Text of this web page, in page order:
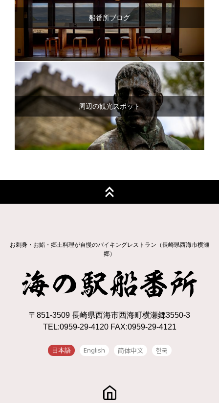
船番所ブログ
周辺の観光スポット
お刺身・お鮨・郷土料理が自慢のバイキングレストラン（長崎県西海市横瀬
郷）
〒851-3509 長崎県西海市西海町横瀬郷3550-3
TEL:0959-29-4120 FAX:0959-29-4121
日本語 English 简体中文 한국